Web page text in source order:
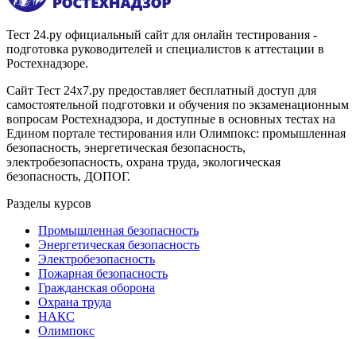
Тест 24.ру официальный сайт для онлайн тестирования -
подготовка руководителей и специалистов к аттестации в
Ростехнадзоре.
Сайт Тест 24х7.ру предоставляет бесплатный доступ для
самостоятельной подготовки и обучения по экзаменационным
вопросам Ростехнадзора, и доступные в основных тестах на
Едином портале тестирования или Олимпокс: промышленная
безопасность, энергетическая безопасность,
электробезопасность, охрана труда, экологическая
безопасность, ДОПОГ.
Разделы курсов
Промышленная безопасность
Энергетическая безопасность
Электробезопасность
Пожарная безопасность
Гражданская оборона
Охрана труда
НАКС
Олимпокс